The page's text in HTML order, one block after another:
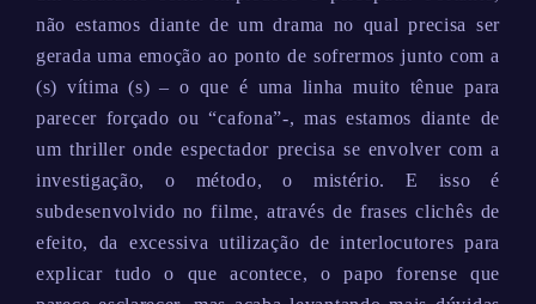
não estamos diante de um drama no qual precisa ser
gerada uma emoção ao ponto de sofrermos junto com a
(s) vítima (s) – o que é uma linha muito tênue para
parecer forçado ou “cafona”-, mas estamos diante de
um thriller onde espectador precisa se envolver com a
investigação, o método, o mistério. E isso é
subdesenvolvido no filme, através de frases clichês de
efeito, da excessiva utilização de interlocutores para
explicar tudo o que acontece, o papo forense que